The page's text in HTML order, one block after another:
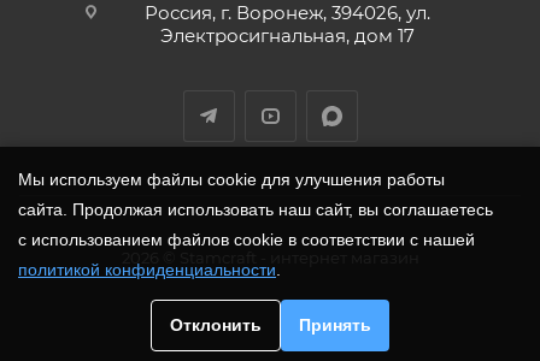
Россия, г. Воронеж, 394026, ул.
Электросигнальная, дом 17
Мы используем файлы cookie для улучшения работы
сайта. Продолжая использовать наш сайт, вы соглашаетесь
с использованием файлов cookie в соответствии с нашей
политикой конфиденциальности
Отклонить Принять